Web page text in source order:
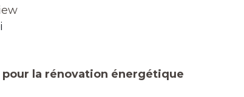
pour la rénovation énergétique